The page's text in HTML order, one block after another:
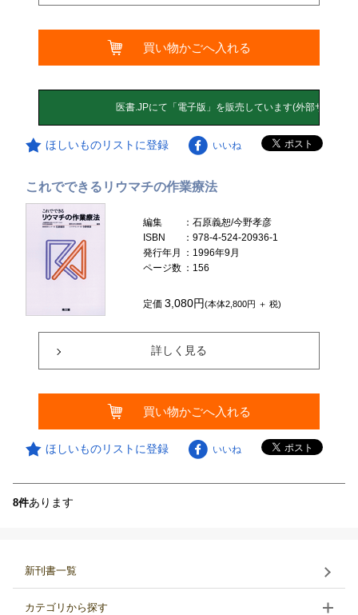
買い物かごへ入れる
ほしいものリストに登録 いいね
これでできるリウマチの作業療法
編集
：石原義恕/今野孝彦
ISBN
：978-4-524-20936-1
発行年月
：1996年9月
ページ数 ：156
定価3,080円(本体2,800円 ＋ 税)
詳しく見る
買い物かごへ入れる
ほしいものリストに登録 いいね
8件あります
新刊書一覧
カテゴリから探す